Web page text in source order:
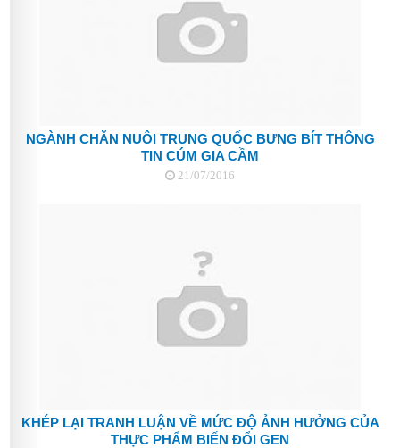
NGÀNH CHĂN NUÔI TRUNG QUỐC BƯNG BÍT THÔNG
TIN CÚM GIA CẦM
21/07/2016
KHÉP LẠI TRANH LUẬN VỀ MỨC ĐỘ ẢNH HƯỞNG CỦA
THỰC PHẨM BIẾN ĐỔI GEN